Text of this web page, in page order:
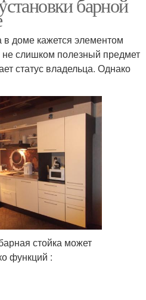
барной
в доме кажется элементом
слишком полезный предмет
статус владельца. Однако
стойка может
функций :